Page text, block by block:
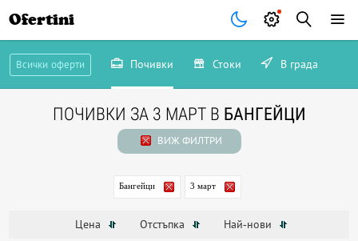
Ofertini
Всички оферти Почивки Стоки В града
ПОЧИВКИ ЗА 3 МАРТ В БАНГЕЙЦИ
ВИЖ ФИЛТРИ
Бангейци 3 март
Цена Отстъпка Най-нови